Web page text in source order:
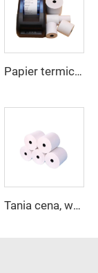
Papier termiczny do kas fiskalnych i restauracji, papier termiczny 57*40, wysoka jakość
Tania cena, wysoka jakość, sprzedaż bezpośrednia z fabryki – rola papieru termicznego 57*40 mm, wyraźny efekt druku, dobry efekt